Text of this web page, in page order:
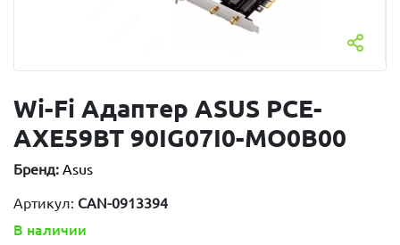
Wi-Fi Адаптер ASUS PCE-
AXE59BT 90IG07I0-MO0B00
Бренд: Asus
Артикул: CAN-0913394
В наличии